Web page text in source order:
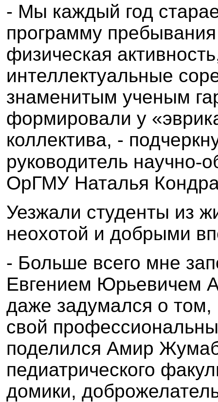
- Мы каждый год
программу
физическая
интеллектуальные
знаменитым ученым
формировали у
коллектива, -
руководитель научно‑
ОрГМУ Наталья
Уезжали студенты из
неохотой и добрыми
- Больше всего мне
Евгением Юрьевичем
даже задумался о
свой
поделился Амир
педиатрического
домики,